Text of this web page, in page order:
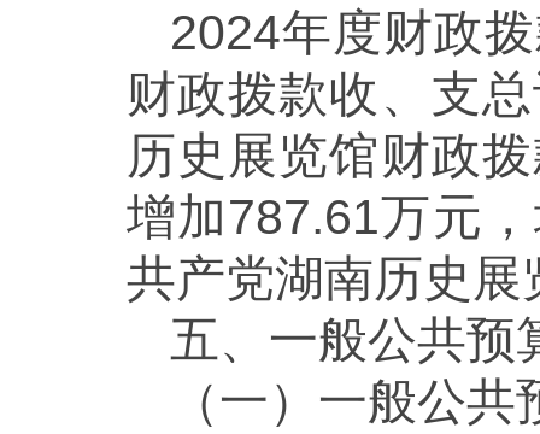
2024年度财政
财政拨款收、支
历史展览馆财政
增加787.61万元
共产党湖南历史
五、一般公共预
（一）一般公